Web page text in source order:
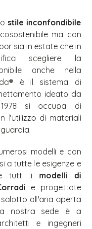
stile inconfondibile
ma con
sia in estate che in
scegliere la
anche nella
è il sistema di
ideato da
si occupa di
l'utilizzo di materiali
modelli e con
a tutte le esigenze e
tutti i modelli di
e progettate
all'aria aperta
nostra sede è a
e ingegneri